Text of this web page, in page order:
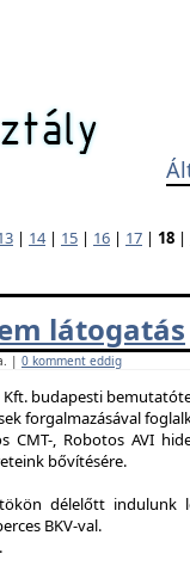
| 14| 15 | 16 | 17 | 18 |
látogatás
| 0 komment eddig
budapesti
forgalmazásával
, Robotos AVI
bővítésére.
délelőtt indulunk
BKV-val.